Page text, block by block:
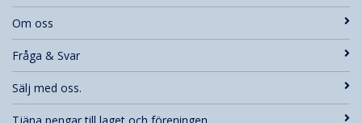
Om oss
Fråga & Svar
Sälj med oss.